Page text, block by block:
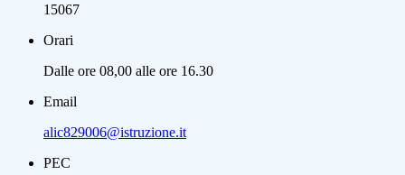
15067
Orari
Dalle ore 08,00 alle ore 16.30
Email
alic829006@istruzione.it
PEC